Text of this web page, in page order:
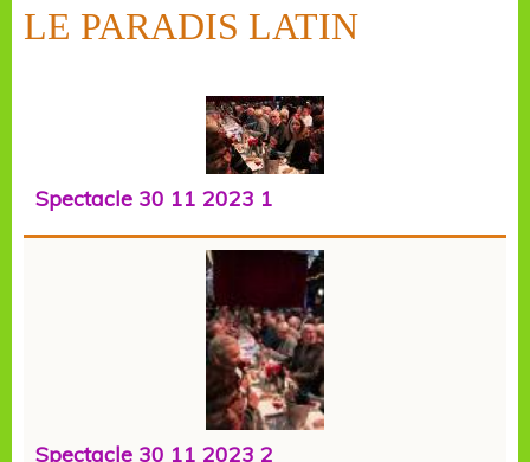
LE PARADIS LATIN
Spectacle 30 11 2023 1
Spectacle 30 11 2023 2